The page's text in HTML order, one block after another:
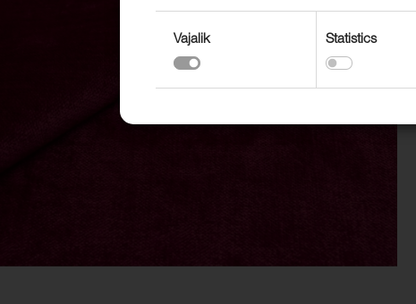
Vajalik Statistics